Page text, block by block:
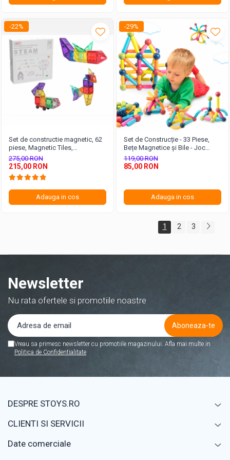
-22%
Set de constructie magnetic, 62
piese, Magnetic Tiles,
Multicolore de forme geometrice
diferite, 2D, 3D
275,00 RON
215,00 RON
Adauga in cos
-29%
Set de Construcție - 33 Piese,
Bețe Magnetice și Bile - Joc
Magnetic Educativ și Creativ
pentru Copii
119,00 RON
85,00 RON
Adauga in cos
1 2 3
Newsletter
Nu rata ofertele si promotiile noastre
Vreau sa primesc newsletter cu promotiile magazinului. Afla mai multe in
Politica de Confidentialitate
DESPRE STOYS.RO
CLIENTI SI SERVICII
Date comerciale